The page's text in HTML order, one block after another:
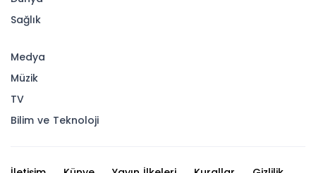
Sağlık
Medya
Müzik
TV
Bilim ve Teknoloji